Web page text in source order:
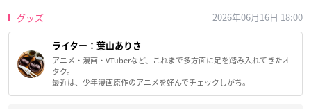
グッズ 2026年06月16日 18:00
ライター： 葉山ありさ
アニメ・漫画・VTuberなど、これまで多方面に足を踏み入れてきたオ
タク。
最近は、少年漫画原作のアニメを好んでチェックしがち。